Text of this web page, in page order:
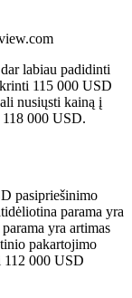
labiau padidinti
115 000 USD
nusiųsti kainą į
000 USD.
pasipriešinimo
parama yra
yra artimas
pakartojimo
000 USD